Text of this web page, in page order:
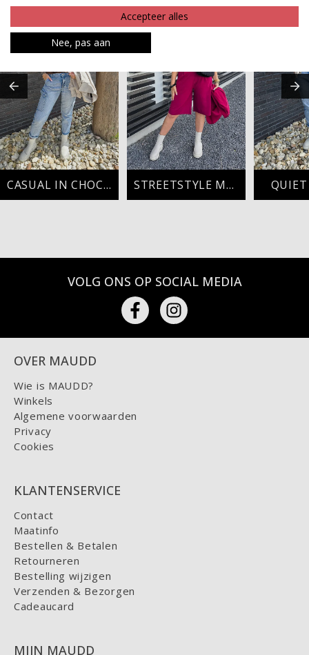
CASUAL IN CHOCO STREETSTYLE MET EEN TWIST
VOLG ONS OP SOCIAL MEDIA
OVER MAUDD
Wie is MAUDD?
Winkels
Algemene voorwaarden
Privacy
Cookies
KLANTENSERVICE
Contact
Maatinfo
Bestellen & Betalen
Retourneren
Bestelling wijzigen
Verzenden & Bezorgen
Cadeaucard
MIJN MAUDD
Accepteer alles
Nee, pas aan